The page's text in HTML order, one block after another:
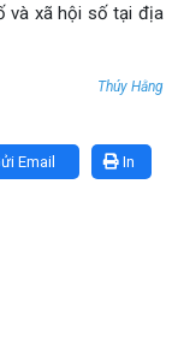
và xã hội số tại địa
Thúy Hằng
In
Email